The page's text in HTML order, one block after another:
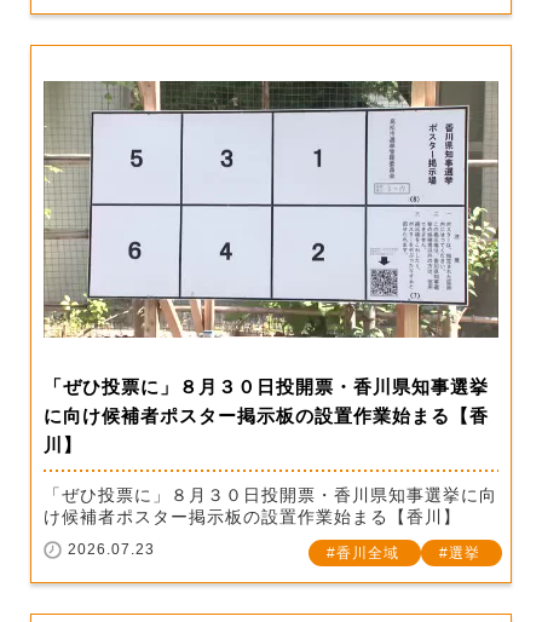
「ぜひ投票に」８月３０日投開票・香川県知事選挙
に向け候補者ポスター掲示板の設置作業始まる【香
川】
「ぜひ投票に」８月３０日投開票・香川県知事選挙に向
け候補者ポスター掲示板の設置作業始まる【香川】
2026.07.23 香川全域 選挙